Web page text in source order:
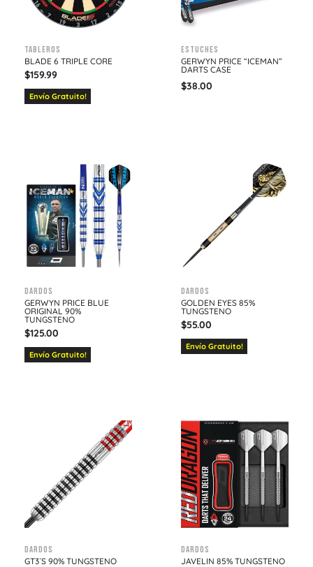
Tableros
BLADE 6 TRIPLE CORE
$159.99
Envío Gratuito!
Estuches
GERWYN PRICE “ICEMAN”
DARTS CASE
$38.00
Dardos
GERWYN PRICE BLUE
ORIGINAL 90%
TUNGSTENO
$125.00
Envío Gratuito!
Dardos
GOLDEN EYES 85%
TUNGSTENO
$55.00
Envío Gratuito!
Dardos
GT3´S 90% TUNGSTENO
Dardos
JAVELIN 85% TUNGSTENO